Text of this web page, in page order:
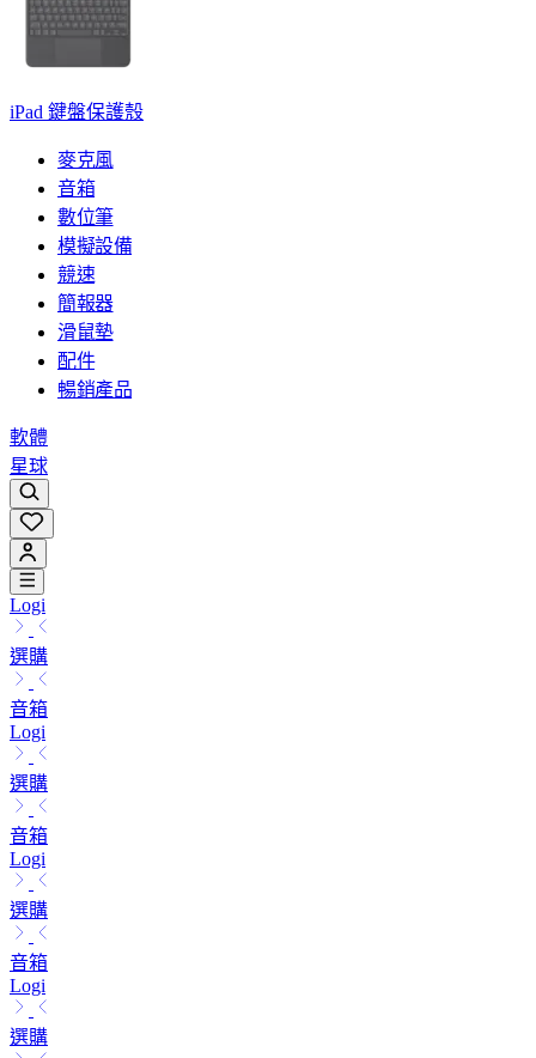
iPad 鍵盤保護殼
麥克風
音箱
數位筆
模擬設備
競速
簡報器
滑鼠墊
配件
暢銷產品
軟體
星球
Logi
選購
音箱
Logi
選購
音箱
Logi
選購
音箱
Logi
選購